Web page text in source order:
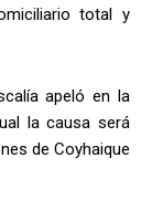
total y
apeló en la
la causa será
de Coyhaique